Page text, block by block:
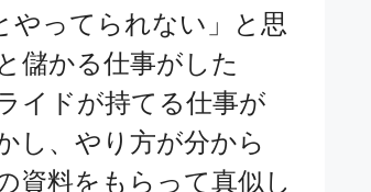
やってられない」と思
儲かる仕事がした
イドが持てる仕事が
し、やり方が分から
資料をもらって真似し